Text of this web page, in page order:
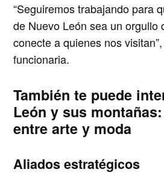
“Seguiremos trabajando para
de Nuevo León sea un orgullo
conecte a quienes nos
funcionaria.
También te puede
León y sus
entre arte y moda
Aliados estratégicos